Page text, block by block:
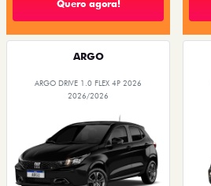
Quero agora!
ARGO
ARGO DRIVE 1.0 FLEX 4P 2026
2026/2026